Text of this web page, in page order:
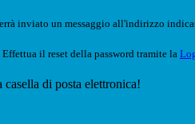
inviato un messaggio all'indirizzo
il reset della password tramite la
di posta elettronica!